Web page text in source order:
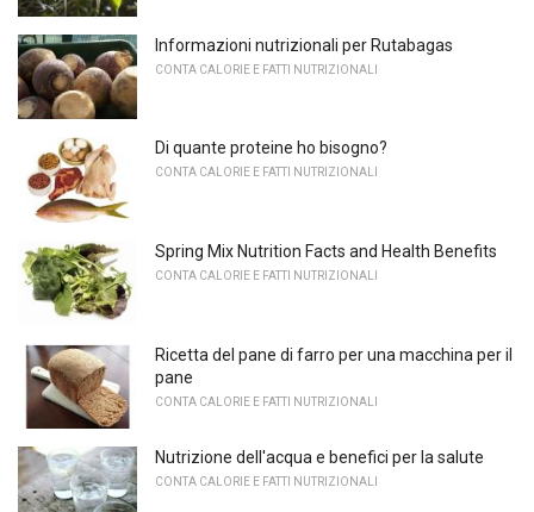
Informazioni nutrizionali per Rutabagas
CONTA CALORIE E FATTI NUTRIZIONALI
Di quante proteine ​​ho bisogno?
CONTA CALORIE E FATTI NUTRIZIONALI
Spring Mix Nutrition Facts and Health Benefits
CONTA CALORIE E FATTI NUTRIZIONALI
Ricetta del pane di farro per una macchina per il
pane
CONTA CALORIE E FATTI NUTRIZIONALI
Nutrizione dell'acqua e benefici per la salute
CONTA CALORIE E FATTI NUTRIZIONALI